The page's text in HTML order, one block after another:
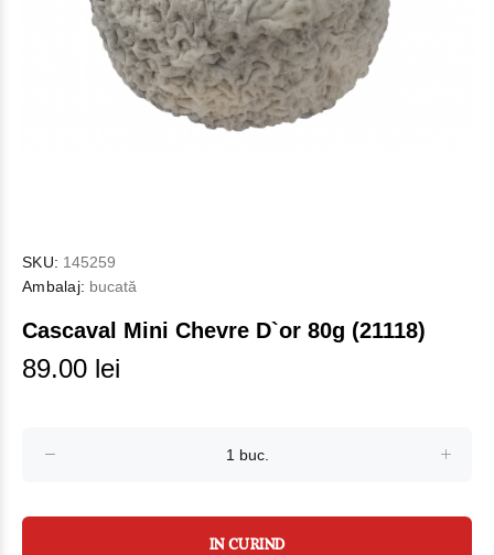
SKU: 145259
Ambalaj: bucată
Cascaval Mini Chevre D`or 80g (21118)
89.00 lei
IN CURIND